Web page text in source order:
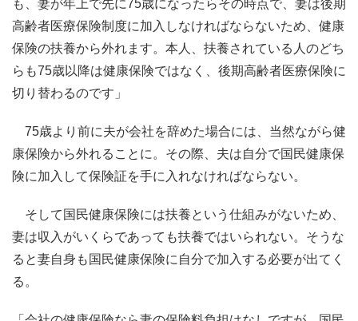
も、妻が年上で先に75歳になったらその時点で、妻は後期
高齢者医療保険制度に加入しなければならないため、健康
保険の扶養から外れます。本人、扶養されている人のどち
らも75歳以降は健康保険ではなく、後期高齢者医療保険に
切り替わるのです」
75歳より前に夫が会社を辞めた場合には、当然ながら健
康保険から外れることに。その際、夫は自分で国民健康保
険に加入して保険証を手に入れなければならない。
そして国民健康保険には扶養という仕組みがないため、
妻は収入がいくらであっても扶養ではいられない。そうな
ると妻自身も国民健康保険に自分で加入する必要が出てく
る。